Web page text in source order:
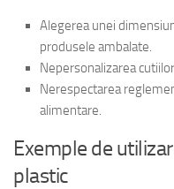
Alegerea unei
produsele ambalate.
Nepersonalizarea
Nerespectarea
alimentare.
Exemple de
plastic